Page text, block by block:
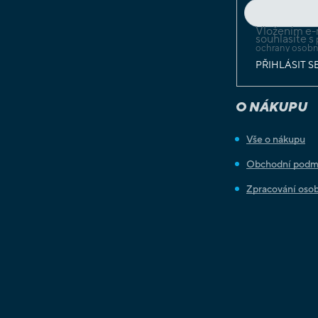
Vložením
souhlasíte s
ochrany
PŘIHLÁSIT
O NÁKUPU
Vše o nákupu
Obchodní
Zpracování